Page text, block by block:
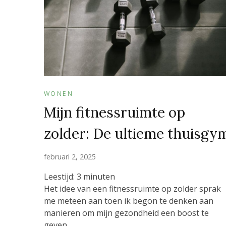
WONEN
Mijn fitnessruimte op
zolder: De ultieme
februari 2, 2025
Leestijd: 3 minuten
Het idee van een fitnessruimte op zolder sprak
me meteen aan toen ik begon te denken aan
manieren om mijn gezondheid een boost te